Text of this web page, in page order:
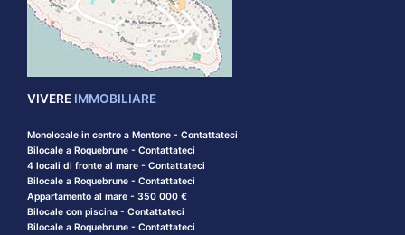
VIVERE IMMOBILIARE
Monolocale in centro a Mentone - Contattateci
Bilocale a Roquebrune - Contattateci
4 locali di fronte al mare - Contattateci
Bilocale a Roquebrune - Contattateci
Appartamento al mare - 350 000 €
Bilocale con piscina - Contattateci
Bilocale a Roquebrune - Contattateci